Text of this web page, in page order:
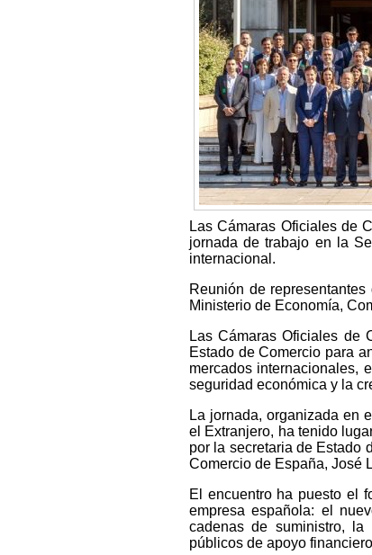
Las Cámaras Oficiales de
jornada de trabajo en la
internacional.
Reunión de
Ministerio de Economía,
Las Cámaras Oficiales de
Estado de Comercio para
mercados internacionales,
seguridad económica y la
La jornada, organizada en
el Extranjero, ha tenido
por la secretaria de Estado
Comercio de España, José
El encuentro ha puesto el
empresa española: el
cadenas de suministro, la
públicos de apoyo